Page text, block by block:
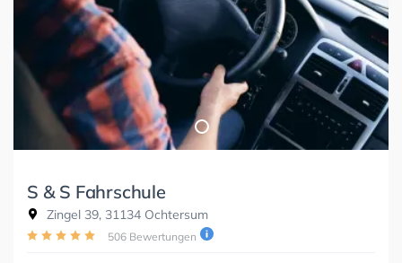
S & S Fahrschule
Zingel 39, 31134 Ochtersum
506 Bewertungen